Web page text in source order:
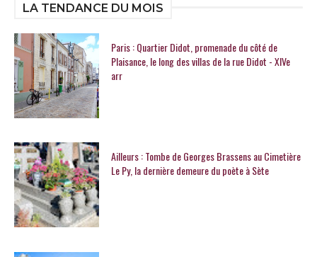
LA TENDANCE DU MOIS
Paris : Quartier Didot, promenade du côté de
Plaisance, le long des villas de la rue Didot - XIVe
arr
Ailleurs : Tombe de Georges Brassens au Cimetière
Le Py, la dernière demeure du poète à Sète